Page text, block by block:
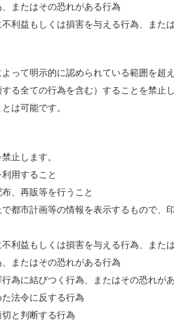
またはその恐れがある行為
利益もしくは損害を与える行為、また
って明示的に認められている範囲を
る全ての行為を含む）することを禁
は可能です。
止します。
用すること
、再販等を行うこと
で都市計画等の情報を表示するもので、
利益もしくは損害を与える行為、また
またはその恐れがある行為
為に結びつく行為、またはその恐れが
た法令に反する行為
と判断する行為